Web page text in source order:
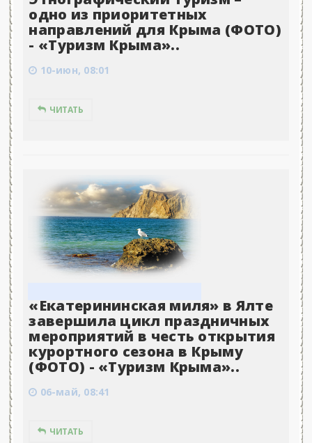
одно из приоритетных
направлений для Крыма (ФОТО)
- «Туризм Крыма»..
10-июн, 08:01
ЧИТАТЬ
«Екатерининская миля» в Ялте
завершила цикл праздничных
мероприятий в честь открытия
курортного сезона в Крыму
(ФОТО) - «Туризм Крыма»..
06-май, 08:41
ЧИТАТЬ